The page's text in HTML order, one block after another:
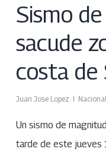
Sismo
sacude
costa de
Juan Jose Lopez Nacional
Un sismo de
tarde de este jueves